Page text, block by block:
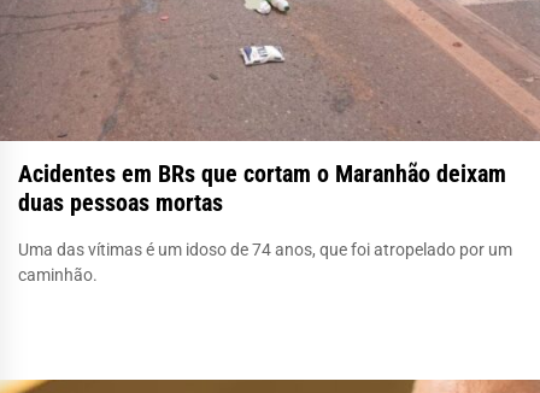
Acidentes em BRs que cortam o Maranhão deixam
duas pessoas mortas
Uma das vítimas é um idoso de 74 anos, que foi atropelado por um
caminhão.